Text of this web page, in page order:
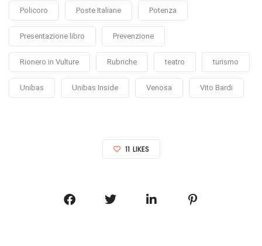
Policoro Poste Italiane Potenza
Presentazione libro Prevenzione
Rionero in Vulture Rubriche teatro turismo
Unibas Unibas Inside Venosa Vito Bardi
11 LIKES